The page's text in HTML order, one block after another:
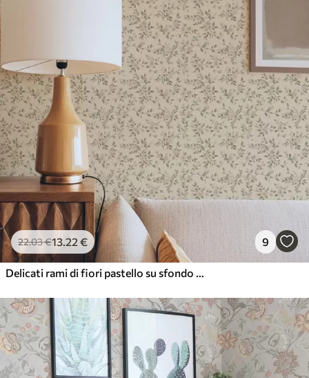
22.03€13.22 € 9
Delicati rami di fiori pastello su sfondo beige